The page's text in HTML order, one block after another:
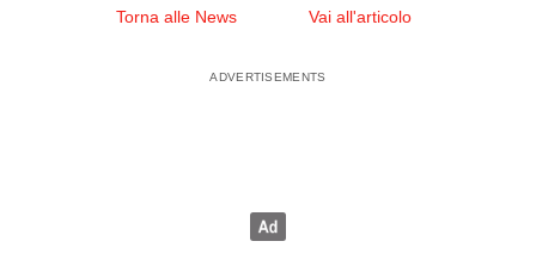
Torna alle News Vai all'articolo